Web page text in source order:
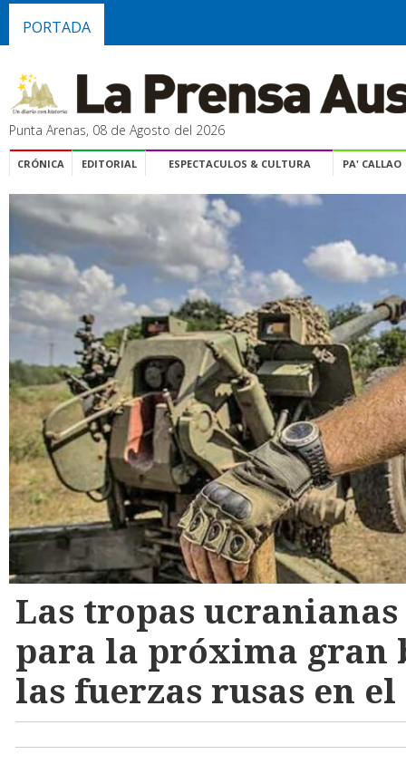
PORTADA
Punta Arenas, 08 de Agosto del 2026
CRÓNICA EDITORIAL ESPECTACULOS & CULTURA PA' CALLAO
Las tropas
para la próxima gran
las fuerzas rusas en el